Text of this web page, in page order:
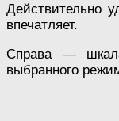
Действительно
впечатляет.
Справа —
выбранного